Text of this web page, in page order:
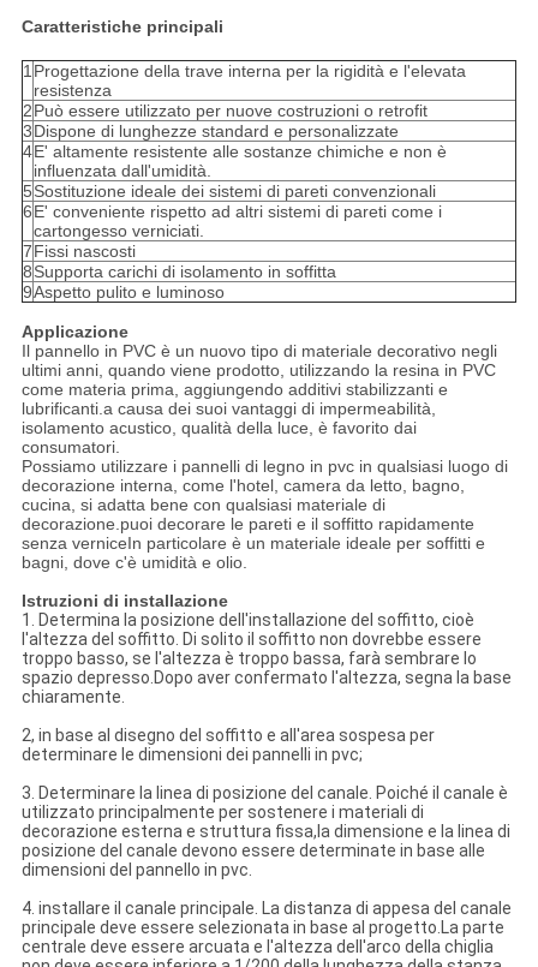
Caratteristiche principali
1Progettazione della trave interna per la rigidità e l'elevata
resistenza
2Può essere utilizzato per nuove costruzioni o retrofit
3Dispone di lunghezze standard e personalizzate
4E' altamente resistente alle sostanze chimiche e non è
influenzata dall'umidità.
5Sostituzione ideale dei sistemi di pareti convenzionali
6E' conveniente rispetto ad altri sistemi di pareti come i
cartongesso verniciati.
7Fissi nascosti
8Supporta carichi di isolamento in soffitta
9Aspetto pulito e luminoso
Applicazione
Il pannello in PVC è un nuovo tipo di materiale decorativo negli
ultimi anni, quando viene prodotto, utilizzando la resina in PVC
come materia prima, aggiungendo additivi stabilizzanti e
lubrificanti.a causa dei suoi vantaggi di impermeabilità,
isolamento acustico, qualità della luce, è favorito dai
consumatori.
Possiamo utilizzare i pannelli di legno in pvc in qualsiasi luogo di
decorazione interna, come l'hotel, camera da letto, bagno,
cucina, si adatta bene con qualsiasi materiale di
decorazione.puoi decorare le pareti e il soffitto rapidamente
senza verniceIn particolare è un materiale ideale per soffitti e
bagni, dove c'è umidità e olio.
Istruzioni di installazione
1. Determina la posizione dell'installazione del soffitto, cioè
l'altezza del soffitto. Di solito il soffitto non dovrebbe essere
troppo basso, se l'altezza è troppo bassa, farà sembrare lo
spazio depresso.Dopo aver confermato l'altezza, segna la base
chiaramente.
2, in base al disegno del soffitto e all'area sospesa per
determinare le dimensioni dei pannelli in pvc;
3. Determinare la linea di posizione del canale. Poiché il canale è
utilizzato principalmente per sostenere i materiali di
decorazione esterna e struttura fissa,la dimensione e la linea di
posizione del canale devono essere determinate in base alle
dimensioni del pannello in pvc.
4. installare il canale principale. La distanza di appesa del canale
principale deve essere selezionata in base al progetto.La parte
centrale deve essere arcuata e l'altezza dell'arco della chiglia